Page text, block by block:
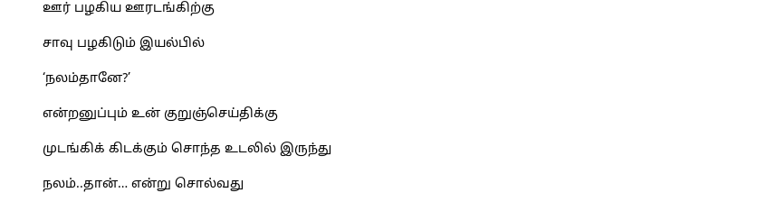
ஊர் பழகிய ஊரடங்கிற்கு
சாவு பழகிடும் இயல்பில்
‘நலம்தானே?’
என்றனுப்பும் உன் குறுஞ்செய்திக்கு
முடங்கிக் கிடக்கும் சொந்த உடலில் இருந்து
நலம்..தான்… என்று சொல்வது